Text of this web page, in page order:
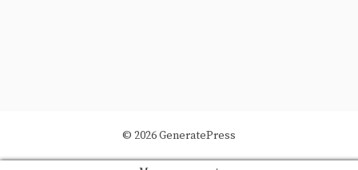
© 2026 GeneratePress